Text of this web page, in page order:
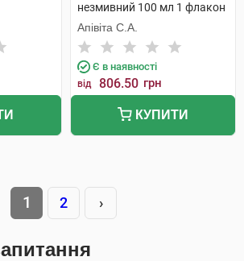
незмивний 100 мл 1 флакон
Апівіта С.А.
Є в наявності
від 806.50 грн
КУПИТИ
1 2 ›